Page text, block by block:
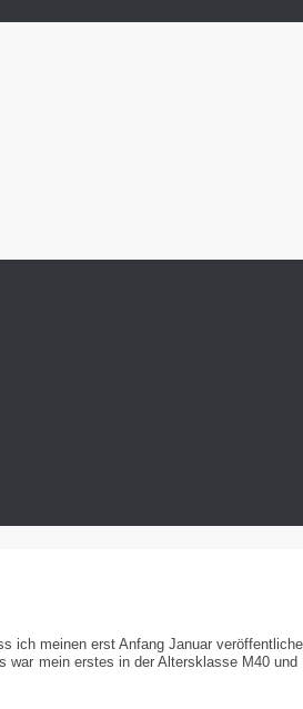
meinen erst Anfang Januar
mein erstes in der Altersklasse M40